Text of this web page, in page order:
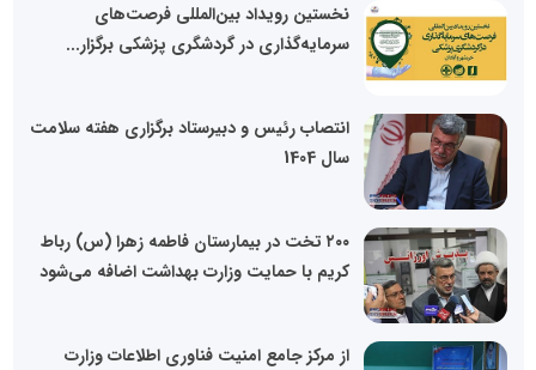
نخستین رویداد بین‌المللی فرصت‌های
سرمایه‌گذاری در گردشگری پزشکی برگزار...
انتصاب رئیس و دبیرستاد برگزاری هفته سلامت
سال 1404
۲۰۰ تخت در بیمارستان فاطمه زهرا (س) رباط
کریم با حمایت وزارت بهداشت اضافه می‌شود
از مرکز جامع امنیت فناوری اطلاعات وزارت